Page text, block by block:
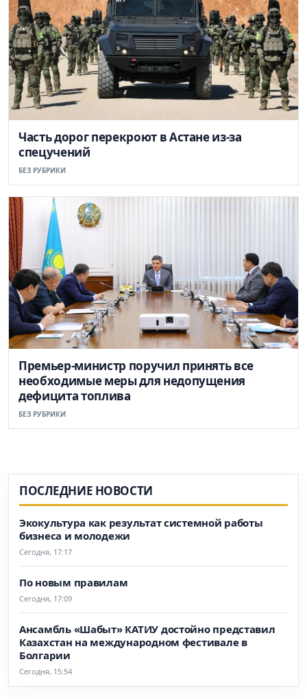
Часть дорог перекроют в Астане из-за
спецучений
БЕЗ РУБРИКИ
Премьер-министр поручил принять все
необходимые меры для недопущения
дефицита топлива
БЕЗ РУБРИКИ
ПОСЛЕДНИЕ НОВОСТИ
Экокультура как результат системной работы
бизнеса и молодежи
Сегодня, 17:17
По новым правилам
Сегодня, 17:09
Ансамбль «Шабыт» КАТИУ достойно представил
Казахстан на международном фестивале в
Болгарии
Сегодня, 15:54